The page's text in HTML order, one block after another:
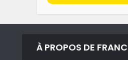
À PROPOS DE